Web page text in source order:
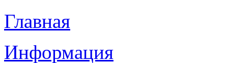
Главная
Информация